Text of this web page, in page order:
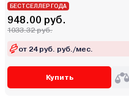
БЕСТСЕЛЛЕР ГОДА
948.00 руб.
1033.32 руб.
от 24 руб. руб./мес.
Купить